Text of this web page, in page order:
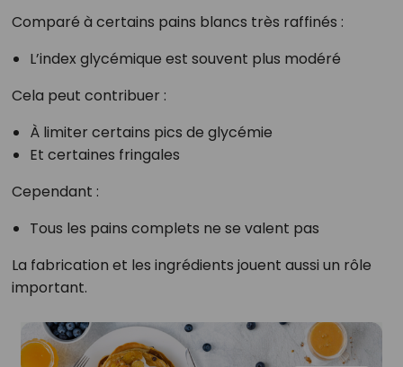
Comparé à certains pains blancs très raffinés :
L’index glycémique est souvent plus modéré
Cela peut contribuer :
À limiter certains pics de glycémie
Et certaines fringales
Cependant :
Tous les pains complets ne se valent pas
La fabrication et les ingrédients jouent aussi un rôle
important.